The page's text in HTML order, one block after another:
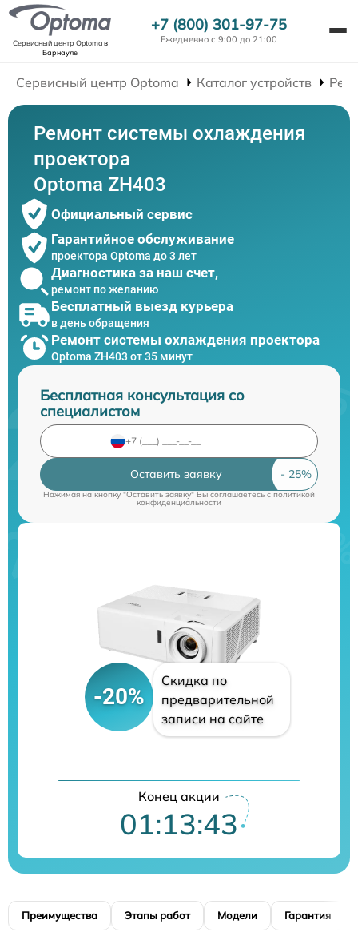
Сервисный центр Optomaв
Барнауле
+7 (800) 301-97-75
Ежедневно с 9:00 до 21:00
Сервисный центр Optoma Каталог устройств
Ремонт системы охлаждения
проектора
Optoma ZH403
Официальный сервис
Гарантийное обслуживание
проектора Optoma до 3 лет
Диагностика за наш счет,
ремонт по желанию
Бесплатный выезд курьера
в день обращения
Ремонт системы охлаждения проектора
Optoma ZH403 от 35 минут
Бесплатная консультация со
специалистом
Оставить заявку
Нажимая на кнопку "Оставить заявку" Вы соглашаетесь cполитикой
конфиденциальности
-20%
Скидка по
предварительной
записи на сайте
Конец акции
01:13:43
Преимущества Этапы работ Модели Гарантия